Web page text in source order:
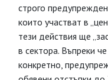
строго
които участват в
тези действия ще
в сектора. Въпреки
конкретно,